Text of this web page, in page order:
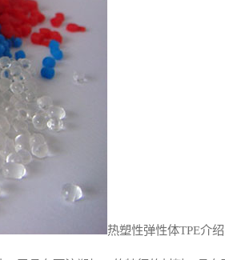
热塑性弹性体TPE介绍